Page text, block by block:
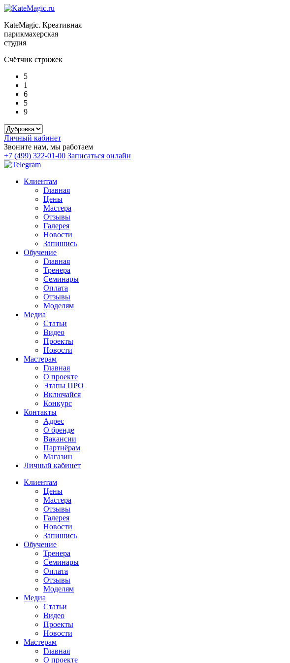
KateMagic. Креативная
парикмахерская
студия
Счётчик стрижек
5
1
6
5
9
Личный кабинет
Звоните нам, мы работаем
+7 (499) 322-01-00 Записаться онлайн
Клиентам
Главная
Цены
Мастера
Отзывы
Галерея
Новости
Запишись
Обучение
Главная
Тренера
Семинары
Оплата
Отзывы
Моделям
Медиа
Статьи
Видео
Проекты
Новости
Мастерам
Главная
О проекте
Этапы ПРО
Включайся
Конкурс
Контакты
Адрес
О бренде
Вакансии
Партнёрам
Магазин
Личный кабинет
Клиентам
Цены
Мастера
Отзывы
Галерея
Новости
Запишись
Обучение
Тренера
Семинары
Оплата
Отзывы
Моделям
Медиа
Статьи
Видео
Проекты
Новости
Мастерам
Главная
О проекте